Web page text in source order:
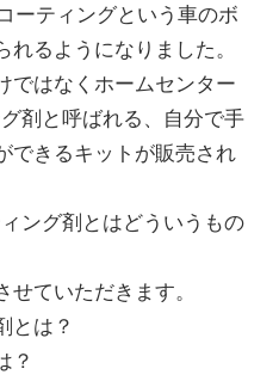
ーティングという車のボ
るようになりました。
ではなくホームセンター
剤と呼ばれる、自分で手
できるキットが販売され
ング剤とはどういうもの
ていただきます。
とは？
？